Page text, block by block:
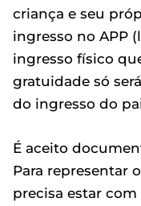
criança e seu
ingresso no APP
ingresso físico
gratuidade só
do ingresso do
É aceito
Para representar
precisa estar